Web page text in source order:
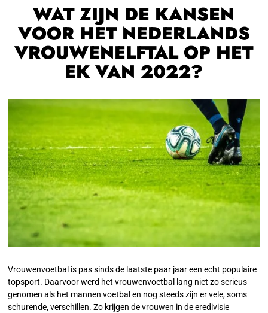
WAT ZIJN DE KANSEN
VOOR HET NEDERLANDS
VROUWENELFTAL OP HET
EK VAN 2022?
Vrouwenvoetbal is pas sinds de laatste paar jaar een echt populaire
topsport. Daarvoor werd het vrouwenvoetbal lang niet zo serieus
genomen als het mannen voetbal en nog steeds zijn er vele, soms
schurende, verschillen. Zo krijgen de vrouwen in de eredivisie